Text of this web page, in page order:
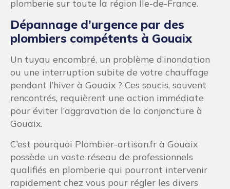
plomberie sur toute la région Île-de-France.
Dépannage d’urgence par des
plombiers compétents à Gouaix
Un tuyau encombré, un problème d’inondation
ou une interruption subite de votre chauffage
pendant l’hiver à Gouaix ? Ces soucis, souvent
rencontrés, requièrent une action immédiate
pour éviter l’aggravation de la conjoncture à
Gouaix.
C’est pourquoi Plombier-artisan.fr à Gouaix
possède un vaste réseau de professionnels
qualifiés en plomberie qui pourront intervenir
rapidement chez vous pour régler les divers